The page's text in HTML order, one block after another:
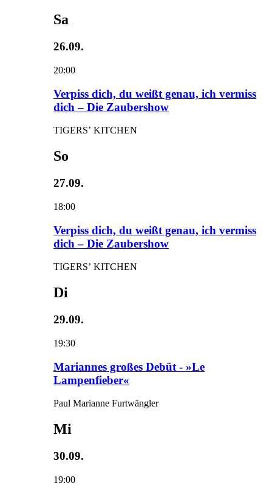
Sa
26.09.
20:00
Verpiss dich, du weißt genau, ich vermiss
dich – Die Zaubershow
TIGERS’ KITCHEN
So
27.09.
18:00
Verpiss dich, du weißt genau, ich vermiss
dich – Die Zaubershow
TIGERS’ KITCHEN
Di
29.09.
19:30
Mariannes großes Debüt - »Le
Lampenfieber«
Paul Marianne Furtwängler
Mi
30.09.
19:00